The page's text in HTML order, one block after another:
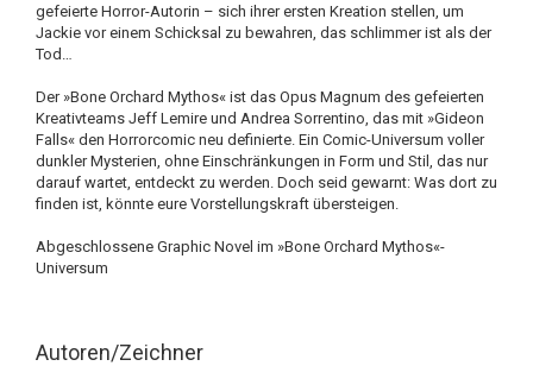
gefeierte Horror-Autorin – sich ihrer ersten Kreation stellen, um
Jackie vor einem Schicksal zu bewahren, das schlimmer ist als der
Tod…
Der »Bone Orchard Mythos« ist das Opus Magnum des gefeierten
Kreativteams Jeff Lemire und Andrea Sorrentino, das mit »Gideon
Falls« den Horrorcomic neu definierte. Ein Comic-Universum voller
dunkler Mysterien, ohne Einschränkungen in Form und Stil, das nur
darauf wartet, entdeckt zu werden. Doch seid gewarnt: Was dort zu
finden ist, könnte eure Vorstellungskraft übersteigen.
Abgeschlossene Graphic Novel im »Bone Orchard Mythos«-
Universum
Autoren/Zeichner